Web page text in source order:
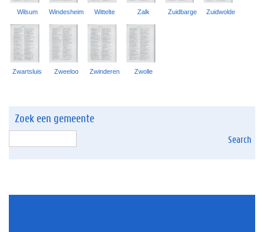
Wilsum Windesheim Wittelte Zalk Zuidbarge Zuidwolde
Zwartsluis Zweeloo Zwinderen Zwolle
Zoek een gemeente
Search